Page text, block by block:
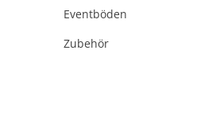
Eventböden
Zubehör